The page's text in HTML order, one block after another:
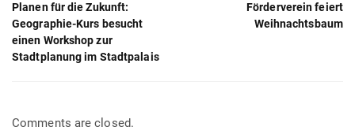
Planen für die Zukunft:
Geographie-Kurs besucht
einen Workshop zur
Stadtplanung im Stadtpalais
Förderverein feiert
Weihnachtsbaum
Comments are closed.